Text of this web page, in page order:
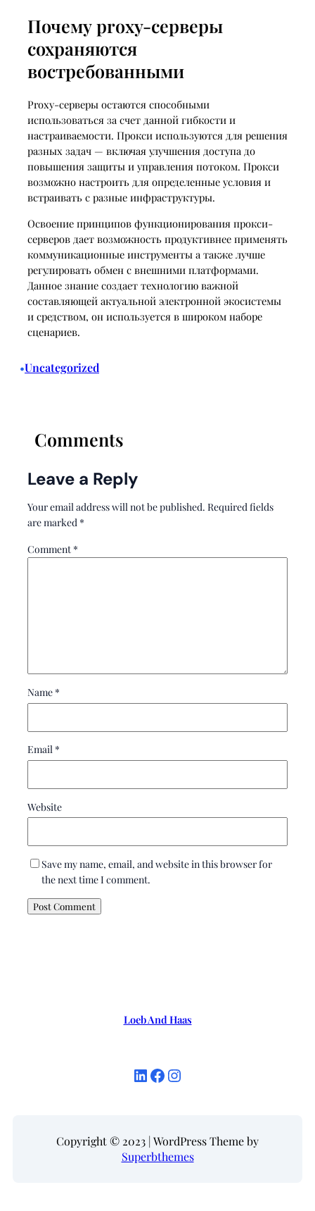
Почему proxy-серверы
сохраняются
востребованными
Proxy-серверы остаются способными
использоваться за счет данной гибкости и
настраиваемости. Прокси используются для решения
разных задач — включая улучшения доступа до
повышения защиты и управления потоком. Прокси
возможно настроить для определенные условия и
встраивать с разные инфраструктуры.
Освоение принципов функционирования прокси-
серверов дает возможность продуктивнее применять
коммуникационные инструменты а также лучше
регулировать обмен с внешними платформами.
Данное знание создает технологию важной
составляющей актуальной электронной экосистемы
и средством, он используется в широком наборе
сценариев.
•Uncategorized
Comments
Leave a Reply
Your email address will not be published. Required fields
are marked *
Comment *
Name *
Email *
Website
Save my name, email, and website in this browser for
the next time I comment.
Loeb And Haas
LinkedIn Facebook Instagram
Copyright © 2023 | WordPress Theme by
Superbthemes